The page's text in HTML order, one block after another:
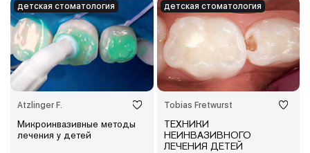
детская cтоматология
Atzlinger F.
Микроинвазивные методы
лечения у детей
детская cтоматология
Tobias Fretwurst
ТЕХНИКИ
НЕИНВАЗИВНОГО
ЛЕЧЕНИЯ ДЕТЕЙ